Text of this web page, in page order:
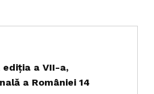
ediţia a VII-a,
a României 14